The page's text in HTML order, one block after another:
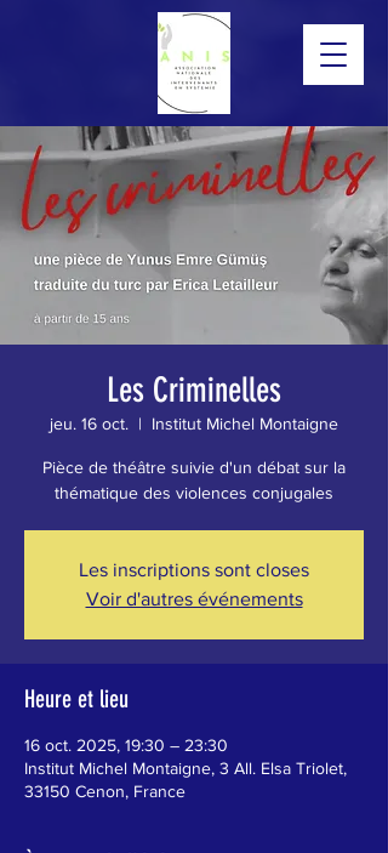
Les Criminelles
jeu. 16 oct.
  |
Institut Michel Montaigne
Pièce de théâtre suivie d'un débat sur la
thématique des violences conjugales
Les inscriptions sont closes
Voir d'autres événements
Heure et lieu
16 oct. 2025, 19:30 – 23:30
Institut Michel Montaigne, 3 All. Elsa Triolet,
33150 Cenon, France